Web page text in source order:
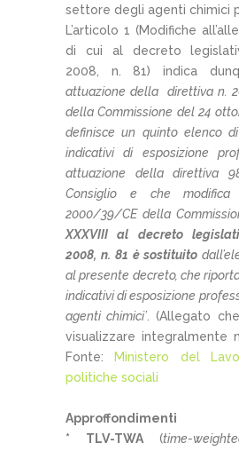
settore degli agenti chimici
L’articolo 1 (Modifiche
di cui al decreto
2008, n. 81) indica
attuazione della direttiva n.
della Commissione del 24
definisce un quinto elenco
indicativi di esposizione
attuazione della direttiva
Consiglio e che
2000/39/CE della
XXXVIII al decreto
2008, n. 81 è sostituito
al presente decreto, che
indicativi di esposizione
agenti chimici’. (Allegato
visualizzare integralmente
Fonte: Ministero del
politiche sociali
Approffondimenti
* TLV-TWA(time-